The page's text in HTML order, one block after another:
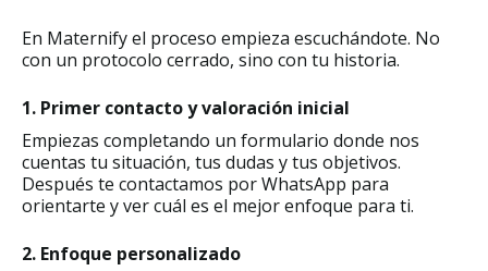
En Maternify el proceso empieza escuchándote. No
con un protocolo cerrado, sino con tu historia.
1. Primer contacto y valoración inicial
Empiezas completando un formulario donde nos
cuentas tu situación, tus dudas y tus objetivos.
Después te contactamos por WhatsApp para
orientarte y ver cuál es el mejor enfoque para ti.
2. Enfoque personalizado